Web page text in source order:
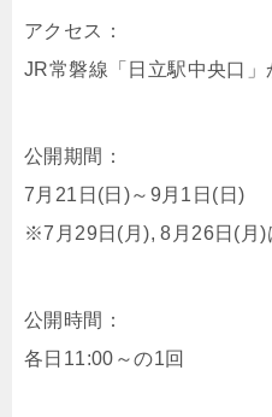
アクセス：
JR常磐線「日立駅中央口」
公開期間：
7月21日(日)～9月1日(日)
※7月29日(月), 8月26日(月)
公開時間：
各日11:00～の1回